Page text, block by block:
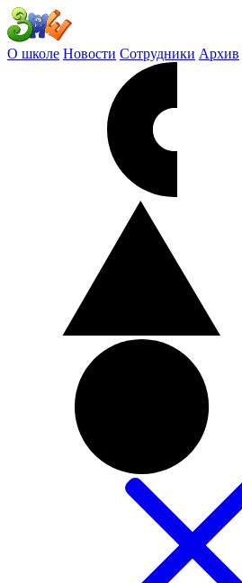
О школе Новости Сотрудники Архив